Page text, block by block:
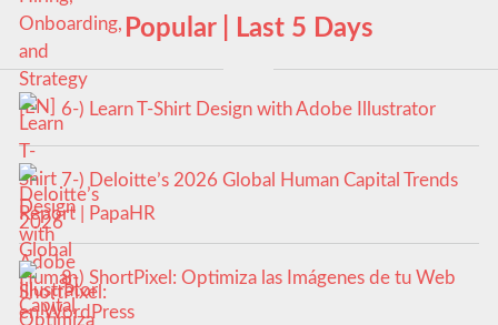
Popular | Last 5 Days
6-) Learn T-Shirt Design with Adobe Illustrator
7-) Deloitte’s 2026 Global Human Capital Trends
Report | PapaHR
8-) ShortPixel: Optimiza las Imágenes de tu Web
en WordPress